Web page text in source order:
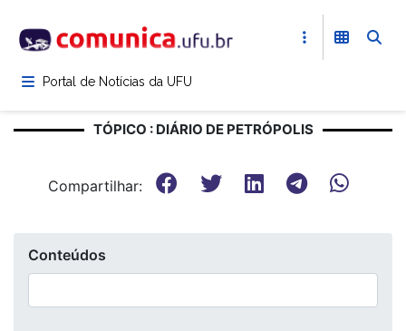
para
conteúdoPortal de Notícias da UFU
TÓPICO : DIÁRIO DE PETRÓPOLIS
Compartilhar:
Conteúdos